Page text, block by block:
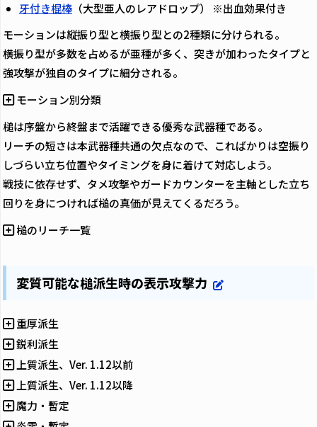
牙付き棍棒 （大型亜人のレアドロップ） ※出血効果付き
モーションは縦振り型と横振り型との2種類に分けられる。
横振り型が多数を占めるが亜種が多く、突きが加わったタイプと
強攻撃が独自のタイプに細分される。
モーション別分類
槌は序盤から終盤まで活躍できる優秀な武器種である。
リーチの短さは本武器種共通の欠点なので、こればかりは空振り
しづらい立ち位置やタイミングを身に着けて対応しよう。
戦技に依存せず、タメ攻撃やガードカウンターを主軸とした立ち
回りを身につければ槌の真価が見えてくるだろう。
槌のリーチ一覧
変質可能な槌派生時の表示攻撃力
重厚派生
鋭利派生
上質派生、Ver. 1.12以前
上質派生、Ver. 1.12以降
魔力・暫定